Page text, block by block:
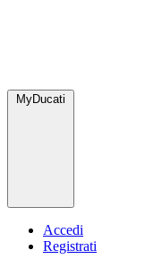
MyDucati
Accedi
Registrati